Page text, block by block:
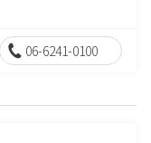
06-6241-0100